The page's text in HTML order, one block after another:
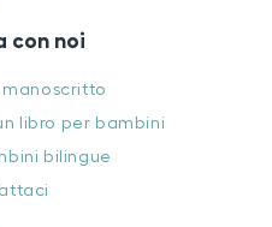
con noi
manoscritto
libro per bambini
bilingue